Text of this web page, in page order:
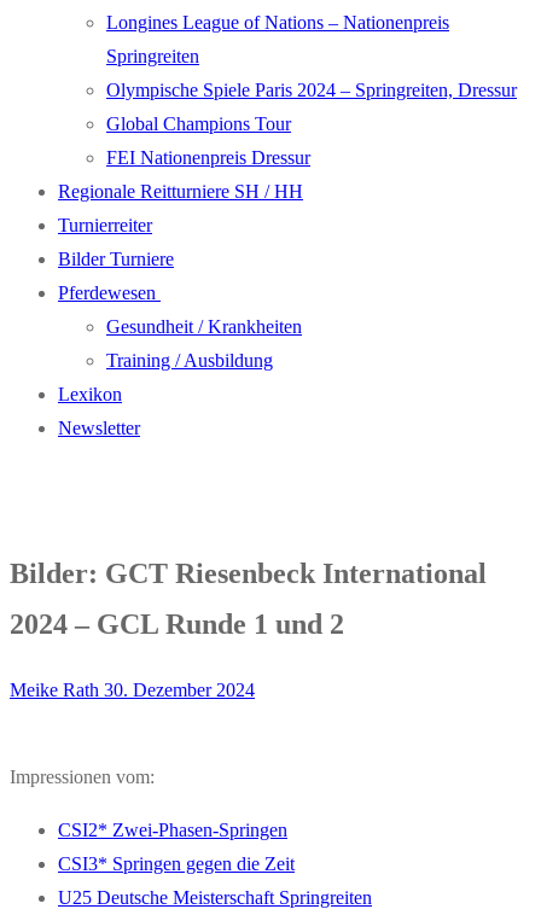
Longines League of Nations – Nationenpreis
Springreiten
Olympische Spiele Paris 2024 – Springreiten, Dressur
Global Champions Tour
FEI Nationenpreis Dressur
Regionale Reitturniere SH / HH
Turnierreiter
Bilder Turniere
Pferdewesen
Gesundheit / Krankheiten
Training / Ausbildung
Lexikon
Newsletter
Bilder: GCT Riesenbeck International
2024 – GCL Runde 1 und 2
Meike Rath 30. Dezember 2024
Impressionen vom:
CSI2* Zwei-Phasen-Springen
CSI3* Springen gegen die Zeit
U25 Deutsche Meisterschaft Springreiten